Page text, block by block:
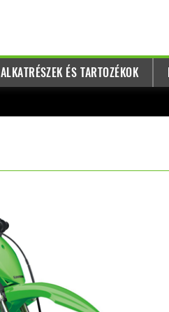
ALKATRÉSZEK ÉS TARTOZÉKOK